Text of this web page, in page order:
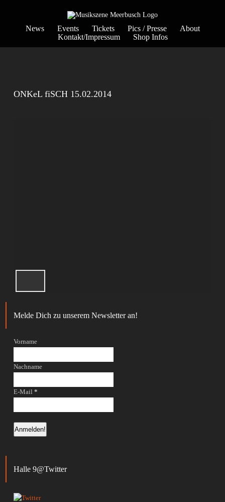
News Events Tickets Pics / Presse
About
Kontakt/Impressum
Shop Infos
ONKeL fiSCH 15.02.2014
Melde Dich zu unserem Newsletter an!
Vorname
Nachname
E-Mail *
Halle 9@Twitter